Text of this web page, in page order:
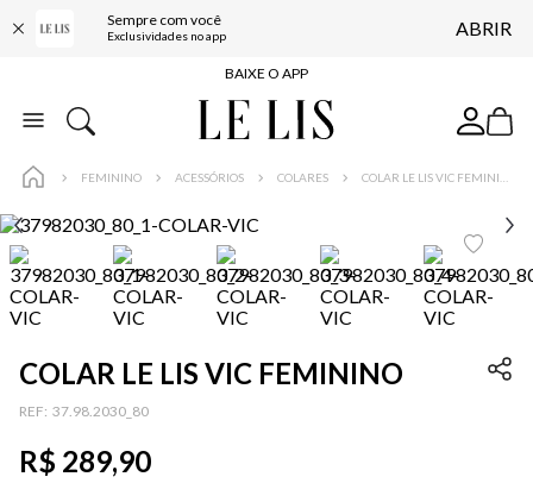
Sempre com você
Exclusividades no app ABRIR
FRETE GRÁTIS*
BAIXE O APP
10% OFF NA PRIMEIRA COMPRA*
FRETE GRÁTIS*
BAIXE O APP
10% OFF NA PRIMEIRA COMPRA*
FEMININO ACESSÓRIOS COLARES
COLAR LE LIS VIC FEMININO
: 37.98.2030_80
R$ 289,90